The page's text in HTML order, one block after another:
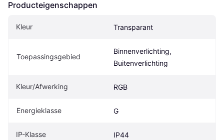
Producteigenschappen
Kleur Transparant
Toepassingsgebied
Binnenverlichting,
Buitenverlichting
Kleur/Afwerking RGB
Energieklasse G
IP-Klasse IP44